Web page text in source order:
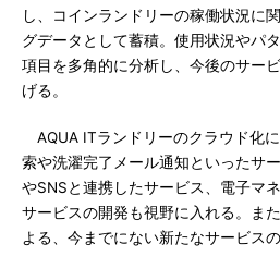
し、コインランドリーの稼働状況に
グデータとして蓄積。使用状況やパ
項目を多角的に分析し、今後のサー
げる。
AQUA ITランドリーのクラウド化
索や洗濯完了メール通知といったサ
やSNSと連携したサービス、電子マ
サービスの開発も視野に入れる。ま
よる、今までにない新たなサービス